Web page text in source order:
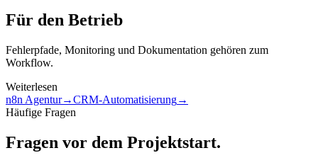
Für den Betrieb
Fehlerpfade, Monitoring und Dokumentation gehören zum
Workflow.
Weiterlesen
n8n Agentur→CRM-Automatisierung→
Häufige Fragen
Fragen vor dem Projektstart.